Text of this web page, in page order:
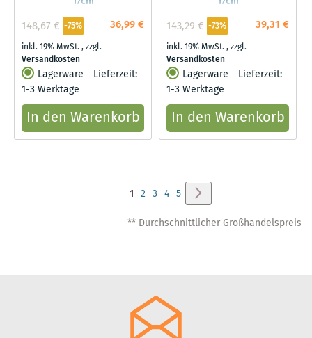
36,99 €
148,67 € -75%
inkl. 19% MwSt.,zzgl.
Versandkosten
Lagerware
Lieferzeit:
1-3 Werktage
In den Warenkorb
39,31 €
143,29 € -73%
inkl. 19% MwSt.,zzgl.
Versandkosten
Lagerware
Lieferzeit:
1-3 Werktage
In den Warenkorb
Sie
lesen
1 Seite
2 Seite
3 Seite
4 Seite
5
** Durchschnittlicher Großhandelspreis